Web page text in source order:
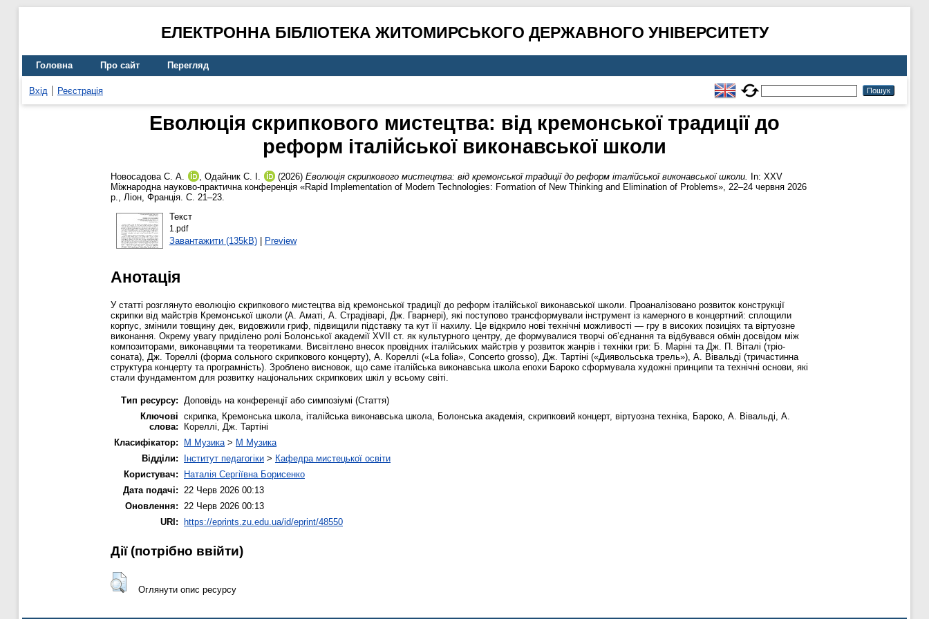
ЕЛЕКТРОННА БІБЛІОТЕКА ЖИТОМИРСЬКОГО ДЕРЖАВНОГО УНІВЕРСИТЕТУ
Головна Про сайт Перегляд
Вхід Реєстрація
Еволюція скрипкового мистецтва: від кремонської традиції до
реформ італійської виконавської школи
Новосадова С. А. , Одайник С. І. (2026) Еволюція скрипкового мистецтва: від кремонської традиції до реформ італійської виконавської школи.
In: XXV
Міжнародна науково-практична конференція «Rapid Implementation of Modern Technologies: Formation of New Thinking and Elimination of Problems», 22–24 червня 2026
р., Ліон, Франція. С. 21–23.
Текст
1.pdf
Завантажити (135kB)| Preview
Анотація
У статті розглянуто еволюцію скрипкового мистецтва від кремонської традиції до реформ італійської виконавської школи. Проаналізовано розвиток конструкції
скрипки від майстрів Кремонської школи (А. Аматі, А. Страдіварі, Дж. Гварнері), які поступово трансформували інструмент із камерного в концертний: сплощили
корпус, змінили товщину дек, видовжили гриф, підвищили підставку та кут її нахилу. Це відкрило нові технічні можливості — гру в високих позиціях та віртуозне
виконання. Окрему увагу приділено ролі Болонської академії XVII ст. як культурного центру, де формувалися творчі об’єднання та відбувався обмін досвідом між
композиторами, виконавцями та теоретиками. Висвітлено внесок провідних італійських майстрів у розвиток жанрів і техніки гри: Б. Маріні та Дж. П. Віталі (тріо-
соната), Дж. Тореллі (форма сольного скрипкового концерту), А. Кореллі («La folia», Concerto grosso), Дж. Тартіні («Диявольська трель»), А. Вівальді (тричастинна
структура концерту та програмність). Зроблено висновок, що саме італійська виконавська школа епохи Бароко сформувала художні принципи та технічні основи, які
стали фундаментом для розвитку національних скрипкових шкіл у всьому світі.
Тип ресурсу:
Доповідь на конференції або симпозіумі (Стаття)
Ключові
слова:
скрипка, Кремонська школа, італійська виконавська школа, Болонська академія, скрипковий концерт, віртуозна техніка, Бароко, А. Вівальді, А.
Кореллі, Дж. Тартіні
Класифікатор:
M Музика > M Музика
Відділи:
Інститут педагогіки > Кафедра мистецької освіти
Користувач:
Наталія Сергіївна Борисенко
Дата подачі:
22 Черв 2026 00:13
Оновлення:
22 Черв 2026 00:13
URI: https://eprints.zu.edu.ua/id/eprint/48550
Дії ​​(потрібно ввійти)
Оглянути опис ресурсу